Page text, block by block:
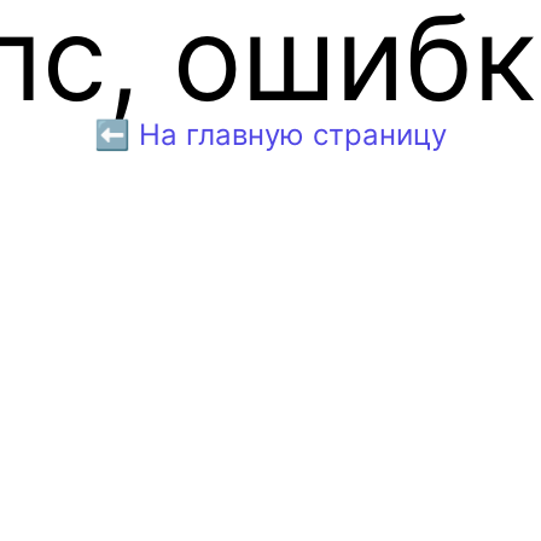
⬅️ На главную страницу